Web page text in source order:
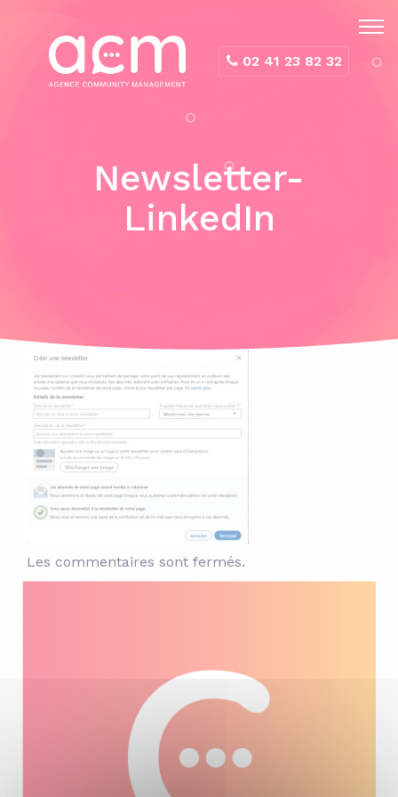
02 41 23 82 32
Newsletter-
LinkedIn
Les commentaires sont fermés.